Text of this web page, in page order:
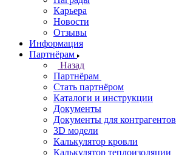
Карьера
Новости
Отзывы
Информация
Партнёрам
Назад
Партнёрам
Стать партнёром
Каталоги и инструкции
Документы
Документы для контрагентов
3D модели
Калькулятор кровли
Калькулятор теплоизоляции